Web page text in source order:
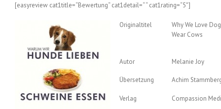
[easyreview cat1title=“Bewertung“ cat1detail=“ “ cat1rating=“5″]
Originaltitel
Why We Love
Wear Cows
Autor Melanie Joy
Übersetzung Achim
Verlag Compassion